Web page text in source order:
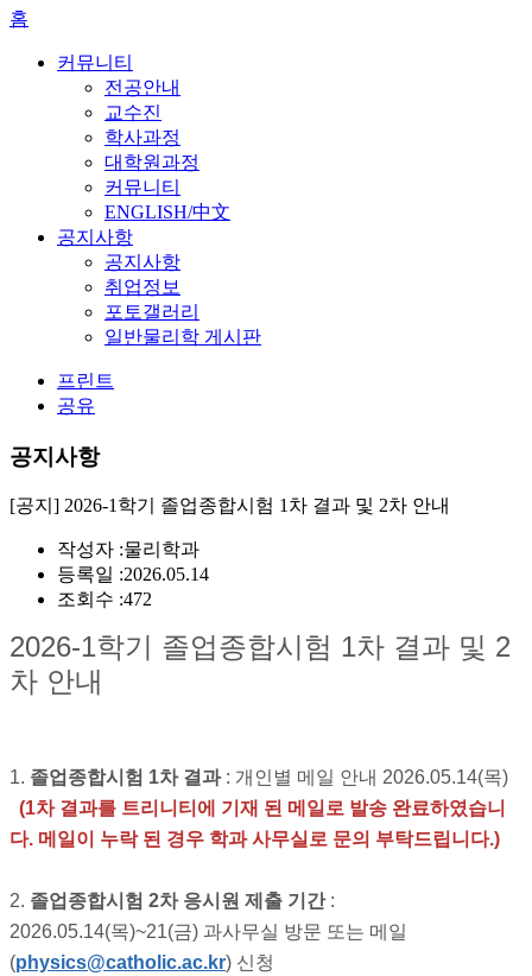
홈
커뮤니티
전공안내
교수진
학사과정
대학원과정
커뮤니티
ENGLISH/中文
공지사항
공지사항
취업정보
포토갤러리
일반물리학 게시판
프린트
공유
공지사항
[공지] 2026-1학기 졸업종합시험 1차 결과 및 2차 안내
작성자 :물리학과
등록일 :2026.05.14
조회수 :472
2026-1학기 졸업종합시험 1차 결과 및 2
차 안내
1. 졸업종합시험 1차 결과: 개인별 메일 안내 2026.05.14(목)
(1차 결과를 트리니티에 기재 된 메일로 발송 완료하였습니
다. 메일이 누락 된 경우 학과 사무실로 문의 부탁드립니다.)
2. 졸업종합시험 2차 응시원 제출 기간:
2026.05.14(목)~21(금) 과사무실 방문 또는 메일
(physics@catholic.ac.kr) 신청